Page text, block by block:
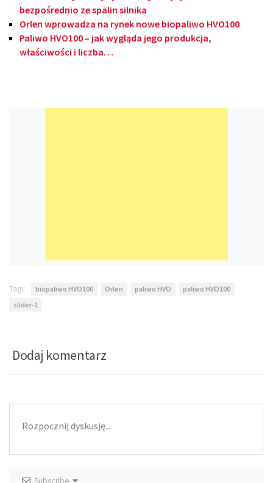
bezpośrednio ze spalin silnika
Orlen wprowadza na rynek nowe biopaliwo HVO100
Paliwo HVO100 – jak wygląda jego produkcja,
właściwości i liczba…
Tagi: biopaliwo HVO100 Orlen paliwo HVO
paliwo HVO100
slider-1
Dodaj komentarz
Subscribe